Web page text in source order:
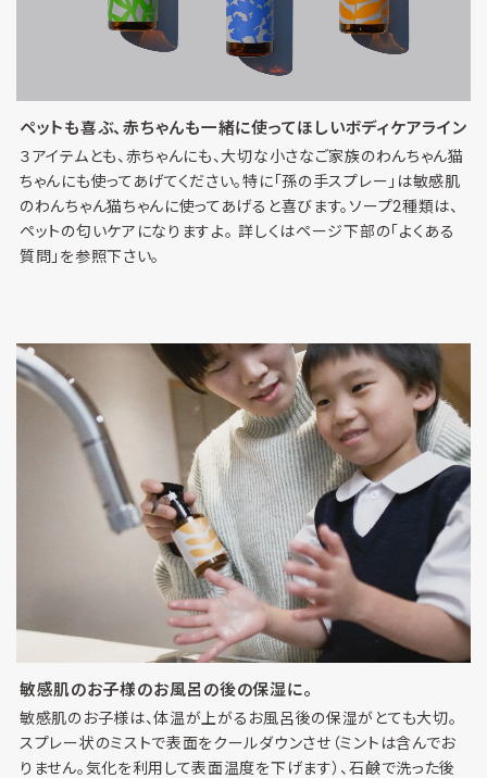
ペットも喜ぶ、赤ちゃんも一緒に使ってほしいボディケアライン
３アイテムとも、赤ちゃんにも、大切な小さなご家族のわんちゃん猫
ちゃんにも使ってあげてください。特に「孫の手スプレー」は敏感肌
のわんちゃん猫ちゃんに使ってあげると喜びます。ソープ2種類は、
ペットの匂いケアになりますよ。 詳しくはページ下部の「よくある
質問」を参照下さい。
敏感肌のお子様のお風呂の後の保湿に。
敏感肌のお子様は、体温が上がるお風呂後の保湿がとても大切。
スプレー状のミストで表面をクールダウンさせ（ミントは含んでお
りません。気化を利用して表面温度を下げます）、石鹸で洗った後